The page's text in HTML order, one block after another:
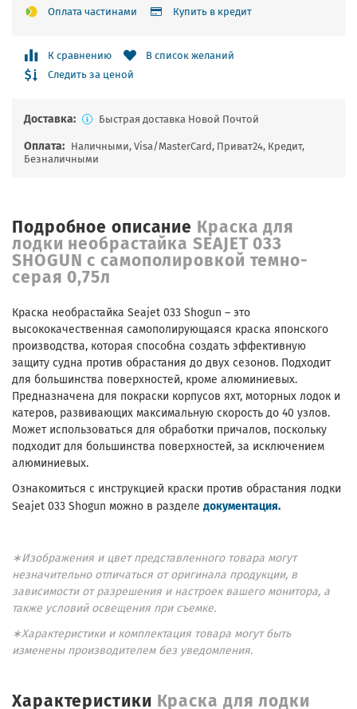
Оплата частинами Купить в кредит
К сравнению
В список желаний
Следить за ценой
Доставка: Быстрая доставка Новой Почтой
Оплата: Наличными, Visa/MasterCard, Приват24, Кредит,
Безналичными
Подробное описание Краска для
лодки необрастайка SEAJET 033
SHOGUN с самополировкой темно-
серая 0,75л
Краска необрастайка Seajet 033 Shogun – это
высококачественная самополирующаяся краска японского
производства, которая способна создать эффективную
защиту судна против обрастания до двух сезонов. Подходит
для большинства поверхностей, кроме алюминиевых.
Предназначена для покраски корпусов яхт, моторных лодок и
катеров, развивающих максимальную скорость до 40 узлов.
Может использоваться для обработки причалов, поскольку
подходит для большинства поверхностей, за исключением
алюминиевых.
Ознакомиться с инструкцией краски против обрастания лодки
Seajet 033 Shogun можно в разделе документация.
∗Изображения и цвет представленного товара могут
незначительно отличаться от оригинала продукции, в
зависимости от разрешения и настроек вашего монитора, а
также условий освещения при съемке.
∗Характеристики и комплектация товара могут быть
изменены производителем без уведомления.
Характеристики Краска для лодки